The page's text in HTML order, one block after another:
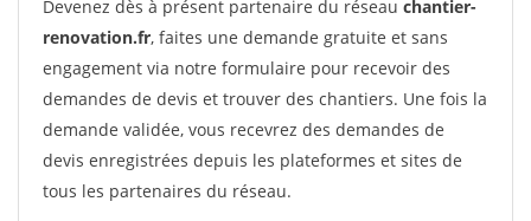
Devenez dès à présent partenaire du réseau chantier-
renovation.fr, faites une demande gratuite et sans
engagement via notre formulaire pour recevoir des
demandes de devis et trouver des chantiers. Une fois la
demande validée, vous recevrez des demandes de
devis enregistrées depuis les plateformes et sites de
tous les partenaires du réseau.